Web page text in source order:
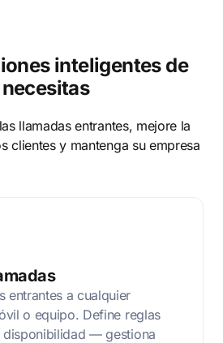
inteligentes de
llamadas entrantes, mejore la
clientes y mantenga su empresa
entrantes a cualquier
o equipo. Define reglas
disponibilidad — gestiona